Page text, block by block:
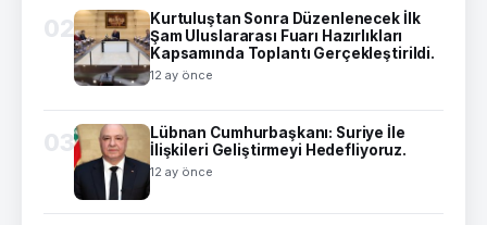
02
Kurtuluştan Sonra Düzenlenecek İlk
Şam Uluslararası Fuarı Hazırlıkları
Kapsamında Toplantı Gerçekleştirildi.
12 ay önce
03
Lübnan Cumhurbaşkanı: Suriye İle
İlişkileri Geliştirmeyi Hedefliyoruz.
12 ay önce